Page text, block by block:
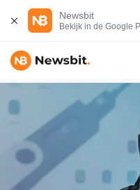
Newsbit
Bekijk in de Google